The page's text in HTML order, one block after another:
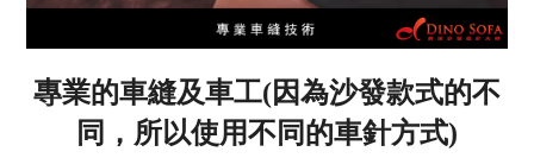
專業的車縫及車工(因為沙發款式的不
同，所以使用不同的車針方式)